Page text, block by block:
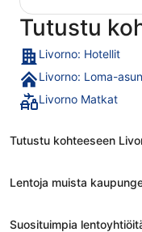
Tutustu
Livorno: Hotellit
Livorno: Loma-
Livorno Matkat
Tutustu kohteeseen
Lentoja muista
Suosituimpia